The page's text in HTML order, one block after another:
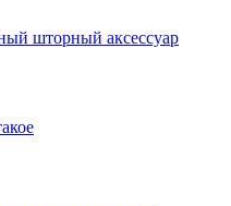
шторный аксессуар